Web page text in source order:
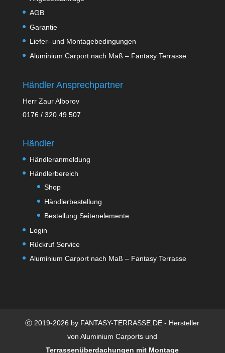
AGB
Garantie
Liefer- und Montagebedingungen
Aluminium Carport nach Maß – Fantasy Terrasse
Händler Ansprechpartner
Herr Zaur Alborov
0176 / 320 49 507
Händler
Händleranmeldung
Händlerbereich
Shop
Händlerbestellung
Bestellung Seitenelemente
Login
Rückruf Service
Aluminium Carport nach Maß – Fantasy Terrasse
ⓒ 2019-2026 by FANTASY-TERRASSE.DE - Hersteller
von Aluminium Carports und
Terrassenüberdachungen mit Montage